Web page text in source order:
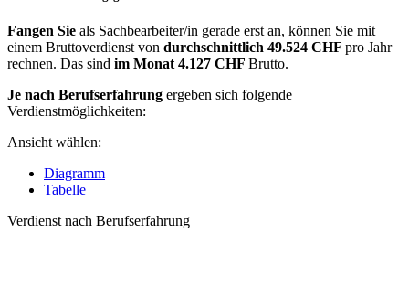
Fangen Sie als Sachbearbeiter/in gerade erst an, können Sie mit
einem Bruttoverdienst von durchschnittlich 49.524 CHF pro Jahr
rechnen. Das sind im Monat 4.127 CHF Brutto.
Je nach Berufserfahrung ergeben sich folgende
Verdienstmöglichkeiten:
Ansicht wählen:
Diagramm
Tabelle
Verdienst nach Berufserfahrung